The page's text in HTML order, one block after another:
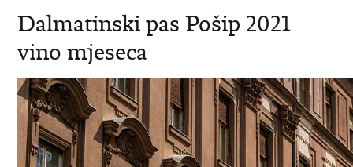
Dalmatinski pas Pošip 2021
vino mjeseca